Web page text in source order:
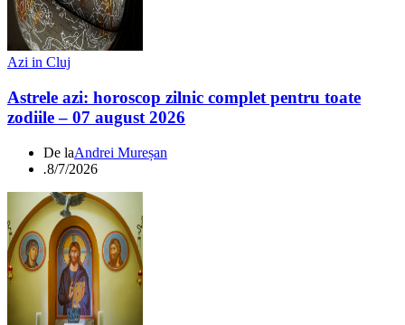
Azi in Cluj
Astrele azi: horoscop zilnic complet pentru toate
zodiile – 07 august 2026
De laAndrei Mureșan
.8/7/2026